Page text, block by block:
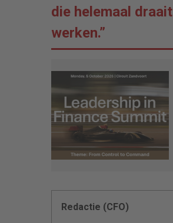
die helemaal
werken.”
Redactie (CFO)